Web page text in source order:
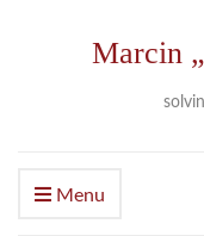
Marcin
Menu